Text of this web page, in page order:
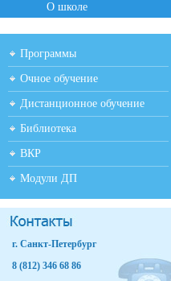
О школе
Программы
Очное обучение
Дистанционное обучение
Библиотека
ВКР
Модули ДП
г. Санкт-Петербург
8 (812) 346 68 86